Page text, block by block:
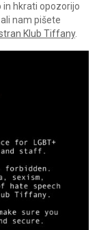
in hkrati opozorijo
nam pišete
Klub Tiffany.